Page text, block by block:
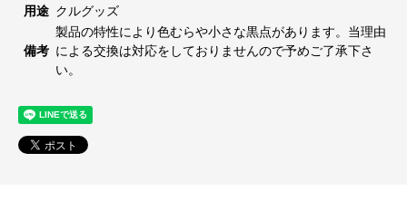
用途 クルグッズ
備考
製品の特性により色むらや小さな黒点があります。当理由
による交換は対応をしておりませんので予めご了承下さ
い。